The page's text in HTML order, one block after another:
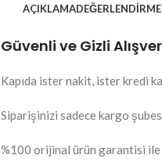
AÇIKLAMA
Güvenli ve Gizli
Kapıda ister nakit, ister kredi
Siparişinizi sadece kargo
%100 orijinal ürün garantisi